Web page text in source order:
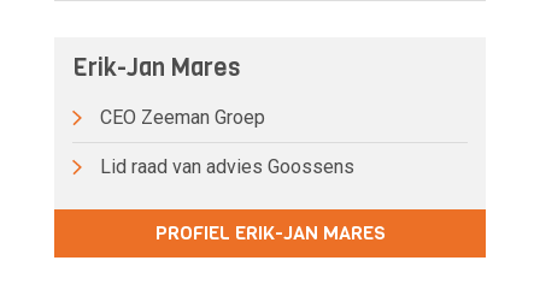
Erik-Jan Mares
CEO Zeeman Groep
Lid raad van advies Goossens
PROFIEL ERIK-JAN MARES